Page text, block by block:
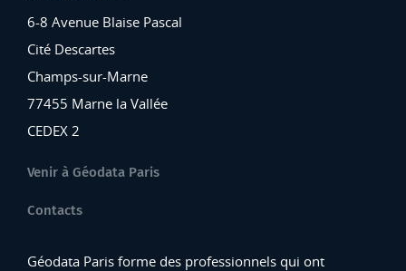
6-8 Avenue Blaise Pascal
Cité Descartes
Champs-sur-Marne
77455 Marne la Vallée
CEDEX 2
Venir à Géodata Paris
Contacts
Géodata Paris forme des professionnels qui ont